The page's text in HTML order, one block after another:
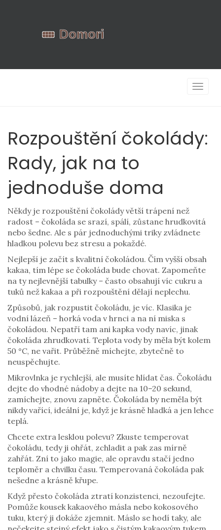
Rozpouštění čokolády:
Rady, jak na to
jednoduše doma
Někdy je rozpouštění čokolády větší trápení než
radost – čokoláda se srazí, spálí, zůstane hrudkovitá
nebo šedne. Ale s pár jednoduchými triky zvládnete
hladkou polevu bez stresu a pokaždé.
Nejlepší je začít s kvalitní čokoládou. Čím vyšší obsah
kakaa, tím lépe se čokoláda bude chovat. Zapomeňte
na ty nejlevnější tabulky – často obsahují víc cukru a
tuků než kakaa a při rozpouštění dělají neplechu.
Způsobů, jak rozpustit čokoládu, je víc. Klasika je
vodní lázeň – horká voda v hrnci a na ní miska s
čokoládou. Nepatří tam ani kapka vody navíc, jinak
čokoláda zhrudkovatí. Teplota vody by měla být kolem
50 °C, ne vařit. Průběžně míchejte, zbytečně to
neuspěchujte.
Mikrovlnka je rychlejší, ale musíte hlídat čas. Čokoládu
dejte do vhodné nádoby a dejte na 10–20 sekund,
zamíchejte, znovu zapněte. Čokoláda by neměla být
nikdy vařící, ideální je, když je krásně hladká a jen lehce
teplá.
Chcete extra lesklou polevu? Zkuste temperovat
čokoládu, tedy ji ohřát, zchladit a pak zas mírně
zahřát. Zní to jako magie, ale opravdu stačí jedno
teploměr a chvilku času. Temperovaná čokoláda pak
nešedne a krásně křupe.
Když přesto čokoláda ztratí konzistenci, nezoufejte.
Pomůže kousek kakaového másla nebo kokosového
tuku, který ji dokáže zjemnit. Máslo se hodí taky, ale